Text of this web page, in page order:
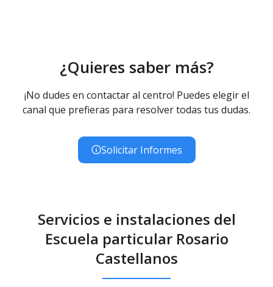
¿Quieres saber más?
¡No dudes en contactar al centro! Puedes elegir el
canal que prefieras para resolver todas tus dudas.
Solicitar Informes
Servicios e instalaciones del
Escuela particular Rosario
Castellanos